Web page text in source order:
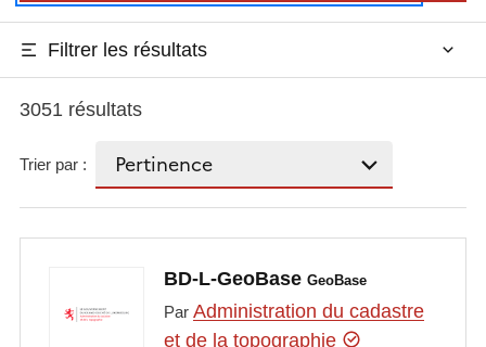
Filtrer les résultats
3051 résultats
Trier par :
BD-L-GeoBase GeoBase
Par Administration du cadastre
et de la topographie